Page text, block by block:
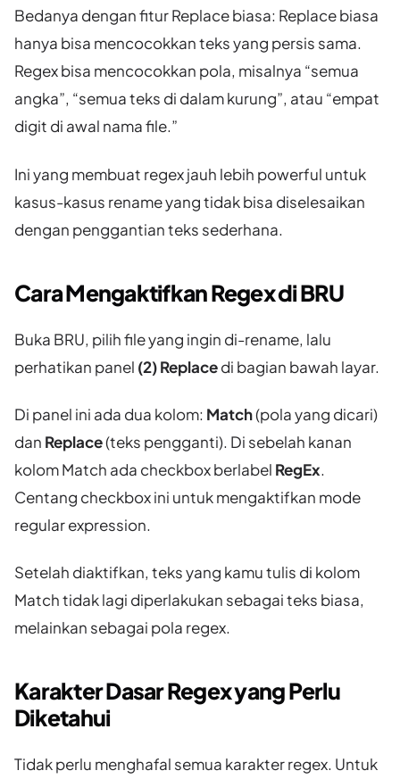
Bedanya dengan fitur Replace biasa: Replace biasa
hanya bisa mencocokkan teks yang persis sama.
Regex bisa mencocokkan pola, misalnya “semua
angka”, “semua teks di dalam kurung”, atau “empat
digit di awal nama file.”
Ini yang membuat regex jauh lebih powerful untuk
kasus-kasus rename yang tidak bisa diselesaikan
dengan penggantian teks sederhana.
Cara Mengaktifkan Regex di BRU
Buka BRU, pilih file yang ingin di-rename, lalu
perhatikan panel (2) Replacedi bagian bawah layar.
Di panel ini ada dua kolom: Match(pola yang dicari)
dan Replace(teks pengganti). Di sebelah kanan
kolom Match ada checkbox berlabel RegEx.
Centang checkbox ini untuk mengaktifkan mode
regular expression.
Setelah diaktifkan, teks yang kamu tulis di kolom
Match tidak lagi diperlakukan sebagai teks biasa,
melainkan sebagai pola regex.
Karakter Dasar Regex yang Perlu
Diketahui
Tidak perlu menghafal semua karakter regex. Untuk